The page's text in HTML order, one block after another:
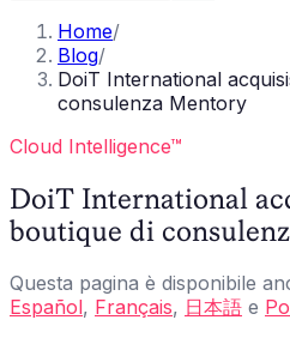
Home/
Blog/
DoiT International
consulenza Mentory
Cloud Intelligence™
DoiT International
boutique di
Questa pagina è disponibile
Español, Français, 日本語 e